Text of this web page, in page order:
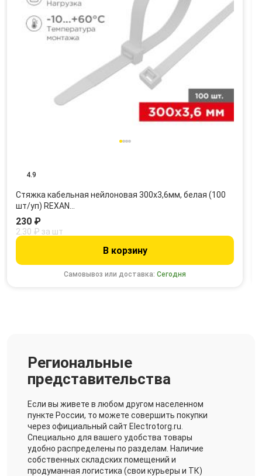
4.9
Стяжка кабельная нейлоновая 300x3,6мм, белая (100
шт/уп) REXAN…
Самовывоз или доставка:Сегодня
230 ₽
2.30 ₽ за шт
В корзину
Региональные
представительства
Если вы живете в любом другом населенном
пункте России, то можете совершить покупки
через официальный сайт Electrotorg.ru.
Специально для вашего удобства товары
удобно распределены по разделам. Наличие
собственных складских помещений и
продуманная логистика (свои курьеры и ТК)